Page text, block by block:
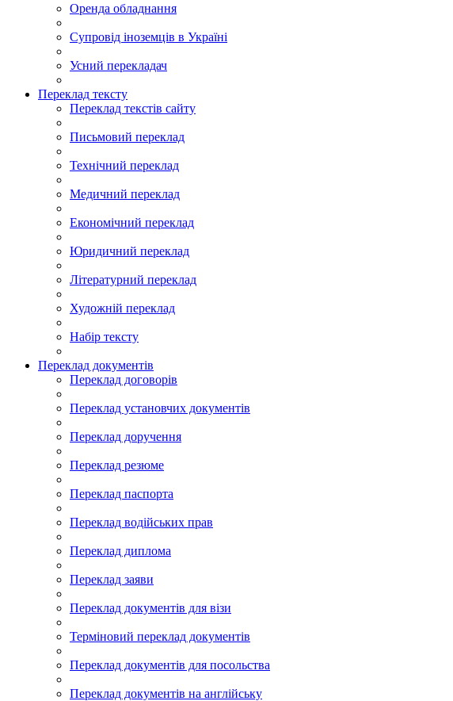
Оренда обладнання
Супровід іноземців в Україні
Усний перекладач
Переклад тексту
Переклад текстів сайту
Письмовий переклад
Технічний переклад
Медичний переклад
Економічний переклад
Юридичний переклад
Літературний переклад
Художній переклад
Набір тексту
Переклад документів
Переклад договорів
Переклад установчих документів
Переклад доручення
Переклад резюме
Переклад паспорта
Переклад водійських прав
Переклад диплома
Переклад заяви
Переклад документів для візи
Терміновий переклад документів
Переклад документів для посольства
Переклад документів на англійську